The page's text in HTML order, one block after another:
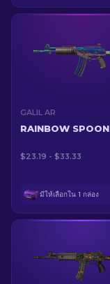
GALIL AR
RAINBOW SPOON
$23.19 - $33.33
มีให้เลือกใน 1 กล่อง